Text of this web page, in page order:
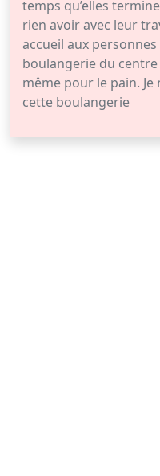
temps qu’elles
rien avoir avec leur
accueil aux
boulangerie du
même pour le pain.
cette boulangerie